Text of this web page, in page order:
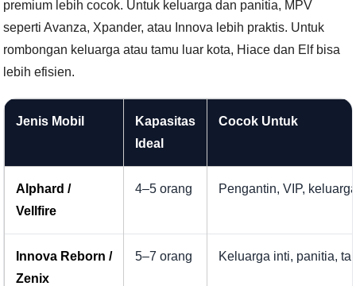
premium lebih cocok. Untuk keluarga dan panitia, MPV
seperti Avanza, Xpander, atau Innova lebih praktis. Untuk
rombongan keluarga atau tamu luar kota, Hiace dan Elf bisa
lebih efisien.
Jenis Mobil
Kapasitas
Ideal
Cocok Untuk
Alphard /
Vellfire
4–5 orang Pengantin, VIP,
Innova Reborn /
Zenix
5–7 orang Keluarga inti, panitia,